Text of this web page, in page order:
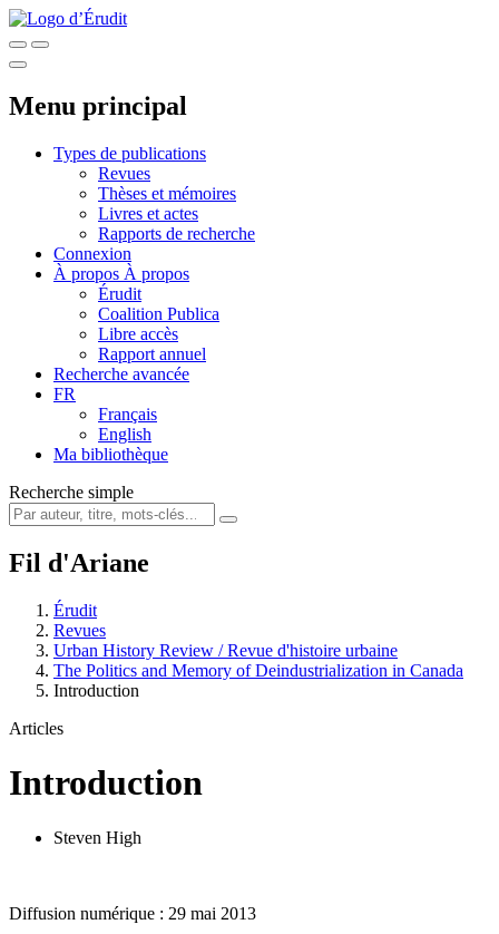
Menu principal
Types de publications
Revues
Thèses et mémoires
Livres et actes
Rapports de recherche
Connexion
À propos À propos
Érudit
Coalition Publica
Libre accès
Rapport annuel
Recherche avancée
FR
Français
English
Ma bibliothèque
Recherche simple
Fil d'Ariane
Érudit
Revues
Urban History Review / Revue d'histoire urbaine
The Politics and Memory of Deindustrialization in Canada
Introduction
Articles
Introduction
Steven High
Diffusion numérique : 29 mai 2013